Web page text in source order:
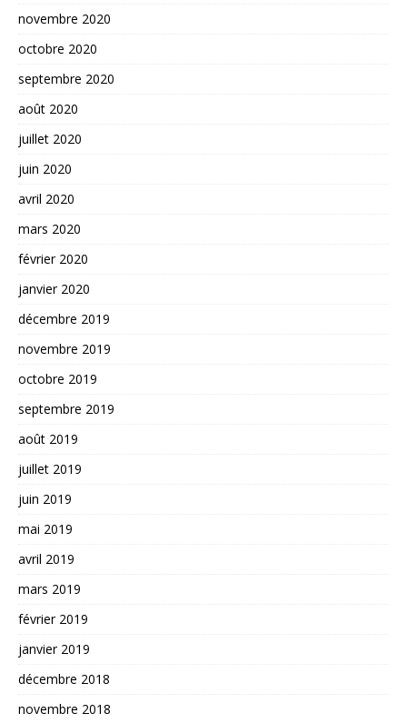
novembre 2020
octobre 2020
septembre 2020
août 2020
juillet 2020
juin 2020
avril 2020
mars 2020
février 2020
janvier 2020
décembre 2019
novembre 2019
octobre 2019
septembre 2019
août 2019
juillet 2019
juin 2019
mai 2019
avril 2019
mars 2019
février 2019
janvier 2019
décembre 2018
novembre 2018